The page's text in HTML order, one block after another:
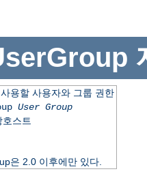
용할 사용자와 그룹 권한
User Group
스트
은 2.0 이후에만 있다.